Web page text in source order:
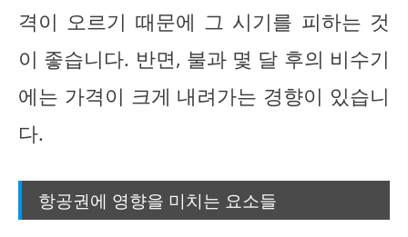
격이 오르기 때문에 그 시기를 피하는 것
이 좋습니다. 반면, 불과 몇 달 후의 비수기
에는 가격이 크게 내려가는 경향이 있습니
다.
항공권에 영향을 미치는 요소들